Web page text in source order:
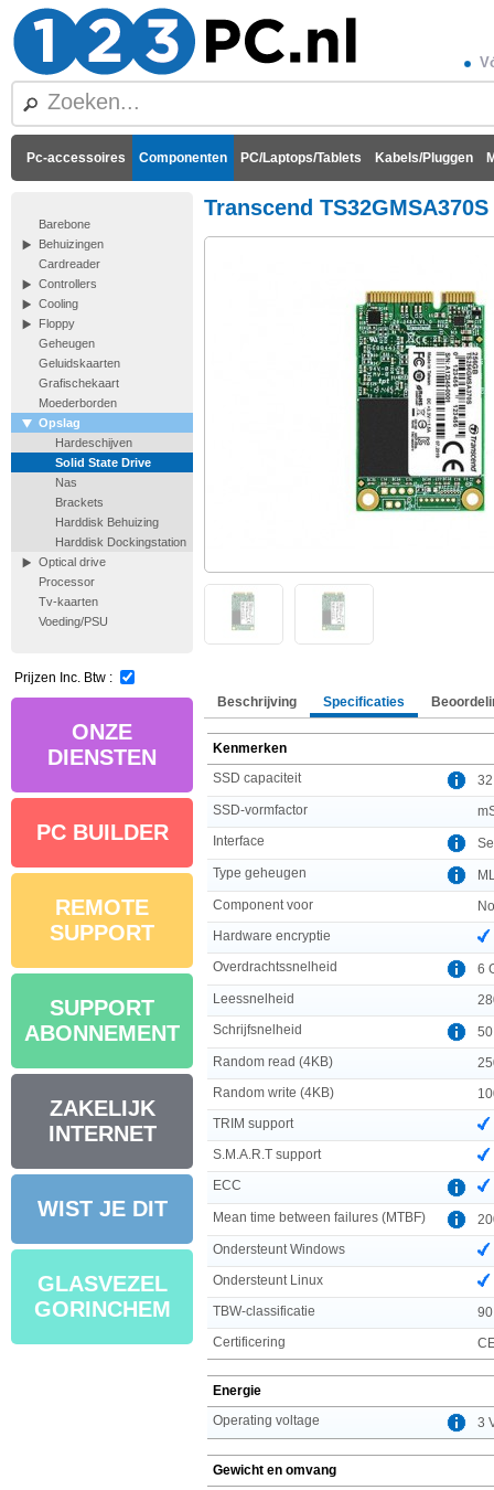
Pc-accessoires Componenten PC/Laptops/Tablets Kabels/Pluggen
Barebone
Behuizingen
Cardreader
Controllers
Cooling
Floppy
Geheugen
Geluidskaarten
Grafischekaart
Moederborden
Opslag
Hardeschijven
Solid State Drive
Nas
Brackets
Harddisk Behuizing
Harddisk Dockingstation
Optical drive
Processor
Tv-kaarten
Voeding/PSU
Prijzen Inc. Btw :
ONZE
DIENSTEN
PC BUILDER
REMOTE
SUPPORT
SUPPORT
ABONNEMENT
ZAKELIJK
INTERNET
WIST JE DIT
GLASVEZEL
GORINCHEM
Transcend
Beschrijving Specificaties
Kenmerken
SSD capaciteit
SSD-vormfactor
Interface
Type geheugen
Component voor
Hardware encryptie
Overdrachtssnelheid
6
Leessnelheid
Schrijfsnelheid
Random read (4KB)
Random write (4KB)
TRIM support
S.M.A.R.T support
ECC
Mean time between failures (MTBF)
Ondersteunt Windows
Ondersteunt Linux
TBW-classificatie
90
Certificering
Energie
Operating voltage
3
Gewicht en omvang